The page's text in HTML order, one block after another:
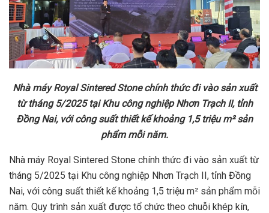
Nhà máy Royal Sintered Stone chính thức đi vào sản xuất
từ tháng 5/2025 tại Khu công nghiệp Nhơn Trạch II, tỉnh
Đồng Nai, với công suất thiết kế khoảng 1,5 triệu m² sản
phẩm mỗi năm.
Nhà máy Royal Sintered Stone chính thức đi vào sản xuất từ
tháng 5/2025 tại Khu công nghiệp Nhơn Trạch II, tỉnh Đồng
Nai, với công suất thiết kế khoảng 1,5 triệu m² sản phẩm mỗi
năm. Quy trình sản xuất được tổ chức theo chuỗi khép kín,